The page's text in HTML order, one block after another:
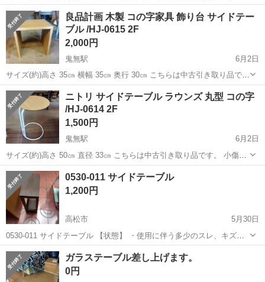
間休日は130日以上／未経験OK！ お仕事について スマートフォンやパ
ソコン、車などに使われるLED等の電子部品の製造とそれに付帯する
作業になります。①部品を...
徳島 鳴門市 勝瑞駅 その他
良品計画 木製 コの字家具 飾り台 サイドテー
ブル /HJ-0615 2F
2,000円
鬼無駅
6月2日
サイズ(約)高さ 35㎝ 横幅 35㎝ 奥行 30㎝ こちらは中古引き取り品で
す。 小傷や汚れなど使用感があります。 写真に写っていない所にも汚
れキズ等ある場合があります。 気になる方は実際にご覧になった...
香川 高松市 鬼無駅 テーブル 良品計画
ニトリ サイドテーブル ラウンズ 丸型 コの字
/HJ-0614 2F
1,500円
鬼無駅
6月2日
サイズ(約)高さ 50㎝ 直径 33㎝ こちらは中古引き取り品です。 小傷や
汚れなど使用感があります。 写真に写っていない所にも汚れキズ等あ
る場合があります。 気になる方は実際にご覧になった上でご判断く
だ...
香川 高松市 テーブル サイドテーブル
0530-011 サイドテーブル
1,200円
高松市
5月30日
0530-011 サイドテーブル 【状態】 ・使用に伴う多少のスレ、キズ、
落としきれない汚れなどございます ・詳細は現地でご確認ください ・
お値引きは出来かねますのでご了承願います ※中古品のため、状態に
つ...
香川 高松市 現地
ガラステーブル差し上げます。
0円